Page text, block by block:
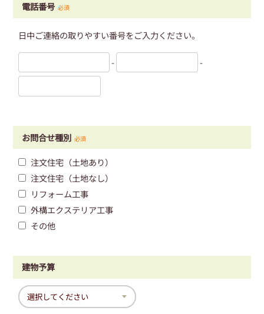
電話番号 必須
日中ご連絡の取りやすい番号をご入力ください。
- -
お問合せ種別 必須
注文住宅（土地あり）
注文住宅（土地なし）
リフォーム工事
外構エクステリア工事
その他
建物予算